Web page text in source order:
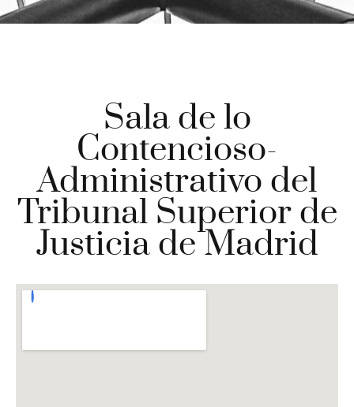
Sala de lo
Contencioso-
Administrativo del
Tribunal Superior de
Justicia de Madrid